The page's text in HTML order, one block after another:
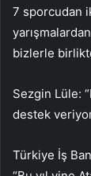
7 sporcudan
bizlerle
Sezgin Lüle:
destek
Türkiye İş